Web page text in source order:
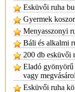
Esküvői ruha
Gyermek
Menyasszonyi
Báli és alkalmi
200 db esküvői
Eladó
vagy
Esküvői ruha